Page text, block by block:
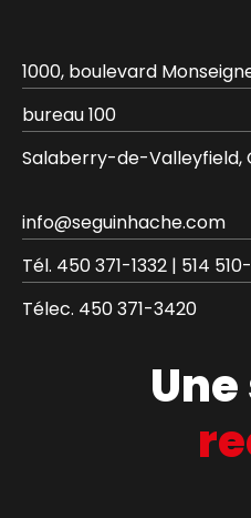
1000, boulevard
bureau 100
Salaberry-de-Valleyfield,
info@seguinhache.com
Tél. 450 371-1332 | 514
Télec. 450 371-3420